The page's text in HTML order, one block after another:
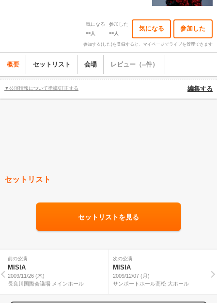
気になる
--人
参加した
--人
気になる 参加した
参加する(した)を登録すると、マイページでライブを管理できます
概要 セットリスト 会場 レビュー（--件）
▼公演情報について指摘/訂正する 編集する
セットリスト
セットリストを見る
前の公演
MISIA
2009/11/26 (木)
長良川国際会議場 メインホール
次の公演
MISIA
2009/12/07 (月)
サンポートホール高松 大ホール